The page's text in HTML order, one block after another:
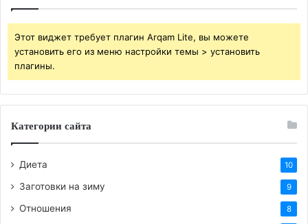
Этот виджет требует плагин Arqam Lite, вы можете
установить его из меню настройки темы > установить
плагины.
Категории сайта
Диета 10
Заготовки на зиму 9
Отношения 8